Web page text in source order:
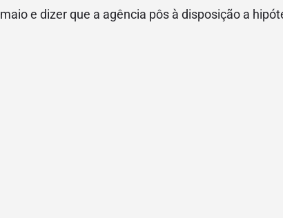
maio e dizer que a agência pôs à disposição a